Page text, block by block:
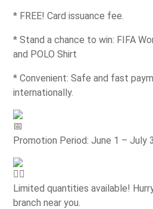
* FREE! Card issuance fee.
* Stand a chance to win: FIFA
and POLO Shirt
* ⁠Convenient: Safe and fast
internationally.
Promotion Period: June 1 – July
Limited quantities available!
branch near you.